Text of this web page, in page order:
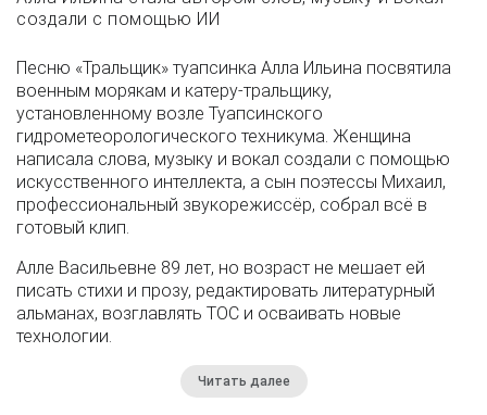
создали с помощью ИИ
Песню «Тральщик» туапсинка Алла Ильина посвятила
военным морякам и катеру-тральщику,
установленному возле Туапсинского
гидрометеорологического техникума. Женщина
написала слова, музыку и вокал создали с помощью
искусственного интеллекта, а сын поэтессы Михаил,
профессиональный звукорежиссёр, собрал всё в
готовый клип.
Алле Васильевне 89 лет, но возраст не мешает ей
писать стихи и прозу, редактировать литературный
альманах, возглавлять ТОС и осваивать новые
технологии.
Читать далее